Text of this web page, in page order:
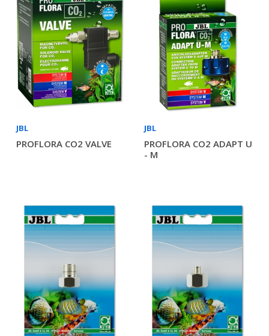
JBL
PROFLORA CO2 VALVE
JBL
PROFLORA CO2 ADAPT U
- M